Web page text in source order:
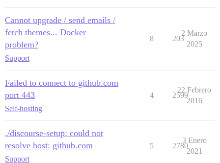
Cannot upgrade / send emails /
fetch themes... Docker
problem?
Support
8 203
2 Marzo
2025
Failed to connect to github.com
port 443
Self-hosting
4 2599
22 Febrero
2016
./discourse-setup: could not
resolve host: github.com
Support
5 2780
3 Enero
2021